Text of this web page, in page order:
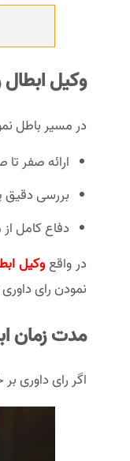
وکیل
در مسیر باطل
ارائه صفر
بررسی دقیق
دفاع کامل
در واقعوکیل
نمودن رای
مدت زمان
اگر رای داوری بر خلاف